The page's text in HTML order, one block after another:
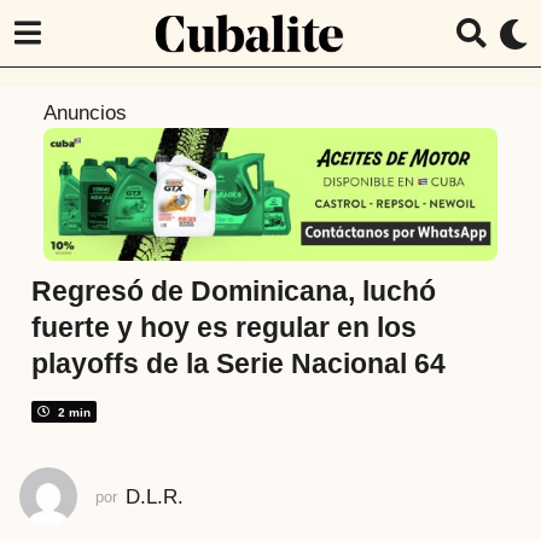
m
a
t
r
á
s
m
e
s
Anuncios
Regresó de Dominicana, luchó
fuerte y hoy es regular en los
playoffs de la Serie Nacional 64
2 min
por D.L.R.